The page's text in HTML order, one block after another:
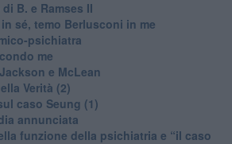
B. e Ramses II
sé, temo Berlusconi in me
psichiatra
me
e McLean
Verità (2)
caso Seung (1)
annunciata
funzione della psichiatria e “il caso